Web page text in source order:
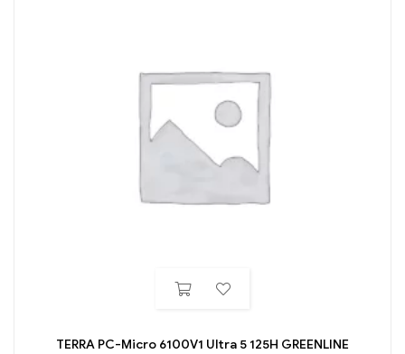
TERRA PC-Micro 6100V1 Ultra 5 125H GREENLINE